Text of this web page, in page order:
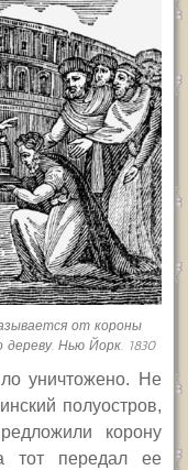
от короны
Нью Йорк. 1830
уничтожено. Не
полуостров,
корону
тот передал ее